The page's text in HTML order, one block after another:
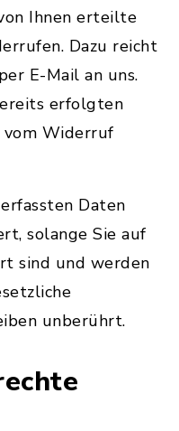
Ihnen erteilte
Dazu reicht
E-Mail an uns.
erfolgten
Widerruf
Daten
solange Sie auf
sind und werden
unberührt.